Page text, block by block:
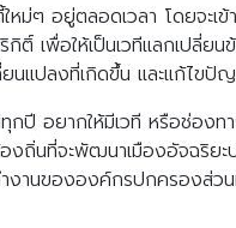
หม่ๆ อยู่ตลอดเวลา โดยจ
พื่อให้เป็นเวทีแลกเปลี่ยน
นแปลงที่เกิดขึ้น และแก้ไข
อยากให้มีเวที หรือช่องท
ถิ่นที่จะพัฒนาเมืองอัจฉริย
งานขององค์กรปกครองส่